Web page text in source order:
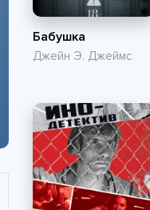
Бабушка
Джейн Э. Джеймс